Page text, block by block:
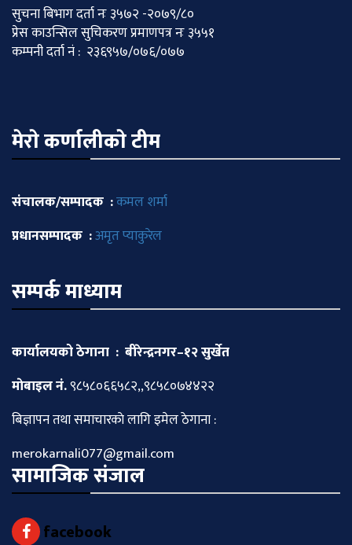
सुचना बिभाग दर्ता नः ३५७२ -२०७९/८०
प्रेस काउन्सिल सुचिकरण प्रमाणपत्र नः ३५५१
कम्पनी दर्ता नं : २३६९५७/०७६/०७७
मेराे कर्णालीकाे टीम
संचालक/सम्पादक :कमल शर्मा
प्रधानसम्पादक :अमृत प्याकुरेल
सम्पर्क माध्याम
कार्यालयको ठेगाना : बीरेन्द्रनगर–१२ सुर्खेत
माेबाइल नं.९८५८०६६५८२,,९८५८०७४४२२
बिज्ञापन तथा समाचारकाे लागि इमेल ठेगाना :
merokarnali077@gmail.com
सामाजिक संजाल
facebook